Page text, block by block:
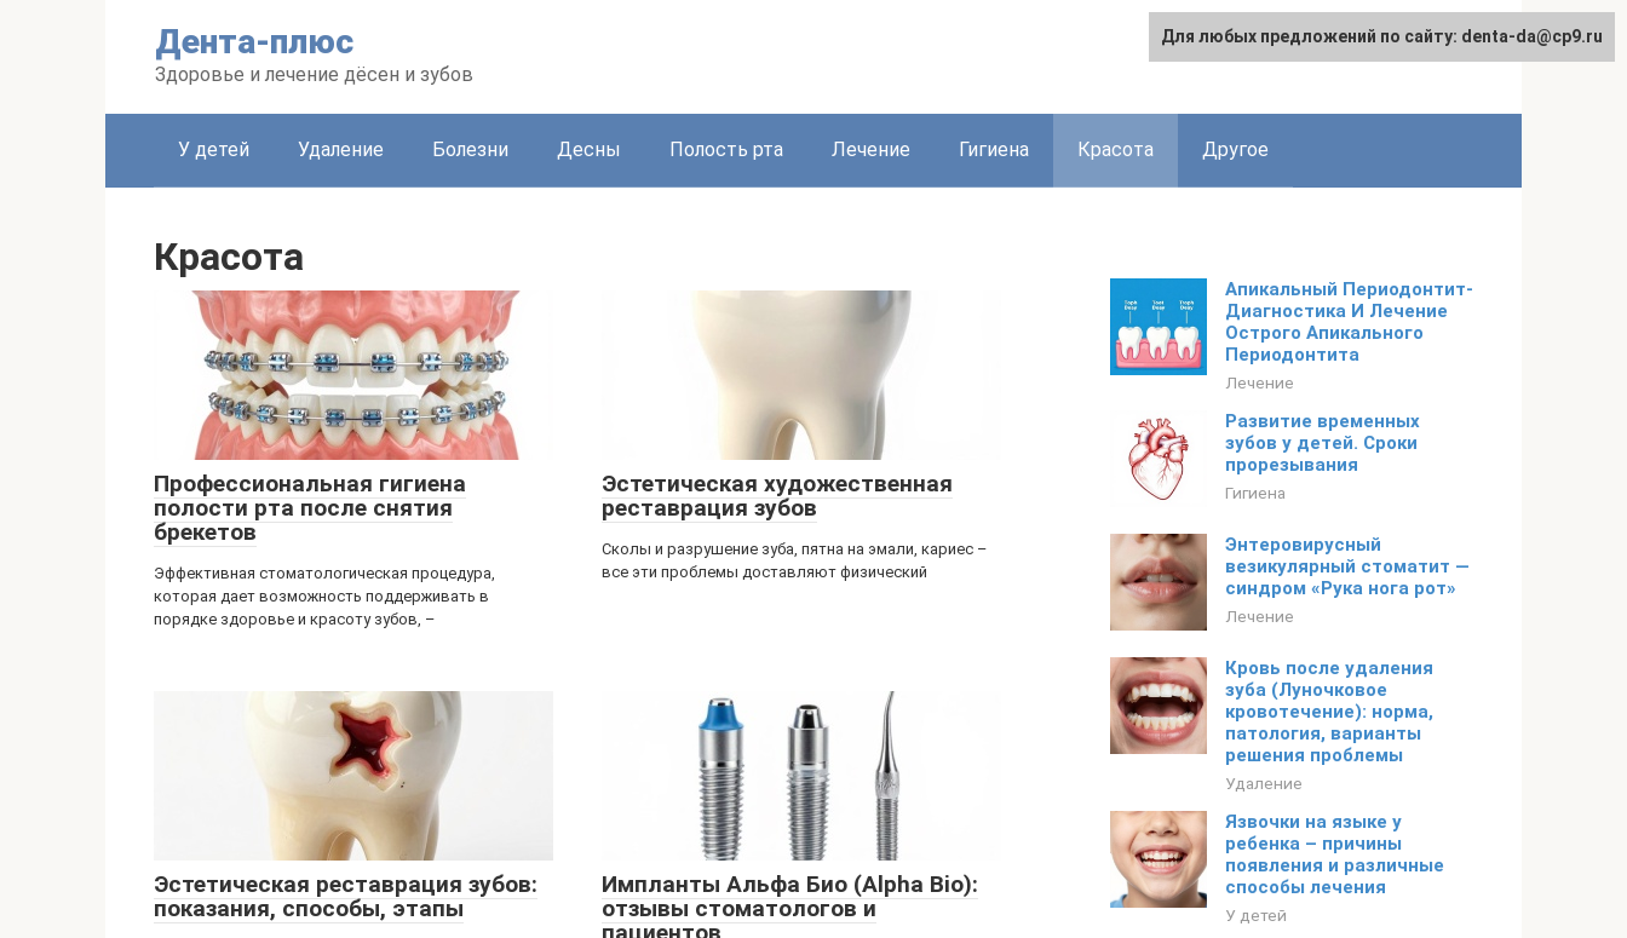
Дента-плюс
Здоровье и лечение дёсен и зубов
У детей Удаление Болезни Десны Полость рта Лечение Гигиена Красота Другое
Красота
Профессиональная гигиена
полости рта после снятия
брекетов
Эффективная стоматологическая процедура,
которая дает возможность поддерживать в
порядке здоровье и красоту зубов, –
Эстетическая художественная
реставрация зубов
Сколы и разрушение зуба, пятна на эмали, кариес –
все эти проблемы доставляют физический
Эстетическая реставрация зубов:
показания, способы, этапы
Импланты Альфа Био (Alpha Bio):
отзывы стоматологов и
Апикальный Периодонтит-
Диагностика И Лечение
Острого Апикального
Периодонтита
Лечение
Развитие временных
зубов у детей. Сроки
прорезывания
Гигиена
Энтеровирусный
везикулярный стоматит —
синдром «Рука нога рот»
Лечение
Кровь после удаления
зуба (Луночковое
кровотечение): норма,
патология, варианты
решения проблемы
Удаление
Язвочки на языке у
ребенка – причины
появления и различные
способы лечения
У детей
Для любых предложений по сайту: denta-da@cp9.ru